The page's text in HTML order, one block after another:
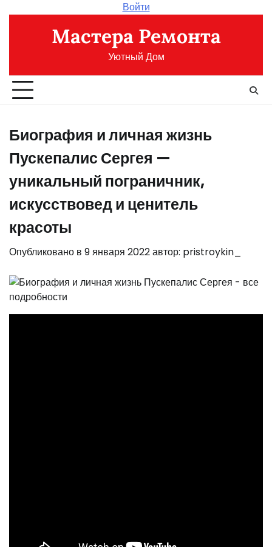
содержимому
Войти
Мастера Ремонта
Уютный Дом
Биография и личная жизнь
Пускепалис Сергея —
уникальный пограничник,
искусствовед и ценитель
красоты
Опубликовано в 9 января 2022автор: pristroykin_